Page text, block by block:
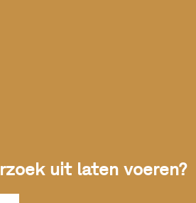
uit laten voeren?